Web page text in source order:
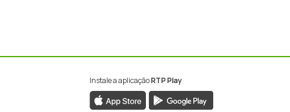
Instale a aplicaçãoRTP Play